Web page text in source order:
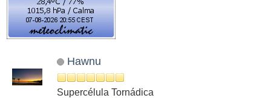
Hawnu
Supercélula Tornádica